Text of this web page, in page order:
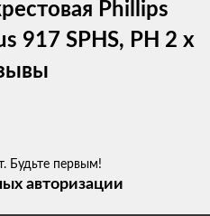
Phillips
917 SPHS, PH 2 x
Будьте первым!
авторизации